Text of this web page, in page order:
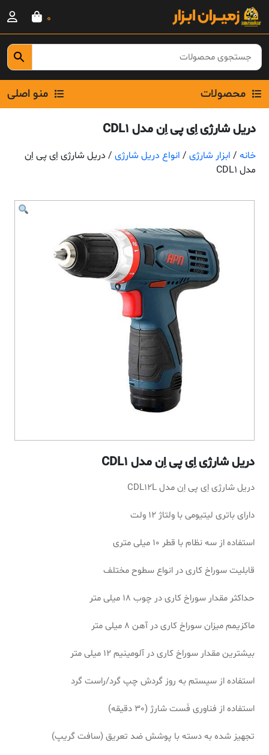
Skip
content
0
محصولات منو اصلی
دریل شارژی اِی پی اِن مدل CDL1
خانه / ابزار شارژی / انواع دریل شارژی / دریل شارژی اِی پی اِن
مدل CDL1
دریل شارژی اِی پی اِن مدل CDL1
دریل شارژی اِی پی اِن مدل CDL12L
دارای باتری لیتیومی با ولتاژ 12 ولت
استفاده از سه نظام با قطر 10 میلی متری
قابلیت سوراخ کاری در انواع سطوح مختلف
حداکثر مقدار سوراخ کاری در چوب 18 میلی متر
ماکزیمم میزان سوراخ کاری در آهن 8 میلی متر
بیشترین مقدار سوراخ کاری در آلومینیم 12 میلی متر
استفاده از سیستم به روز گردش چپ گرد/راست گرد
استفاده از فناوری فَست شارژ (30 دقیقه)
تجهیز شده به دسته با پوشش ضد تعریق (سافت گریپ)